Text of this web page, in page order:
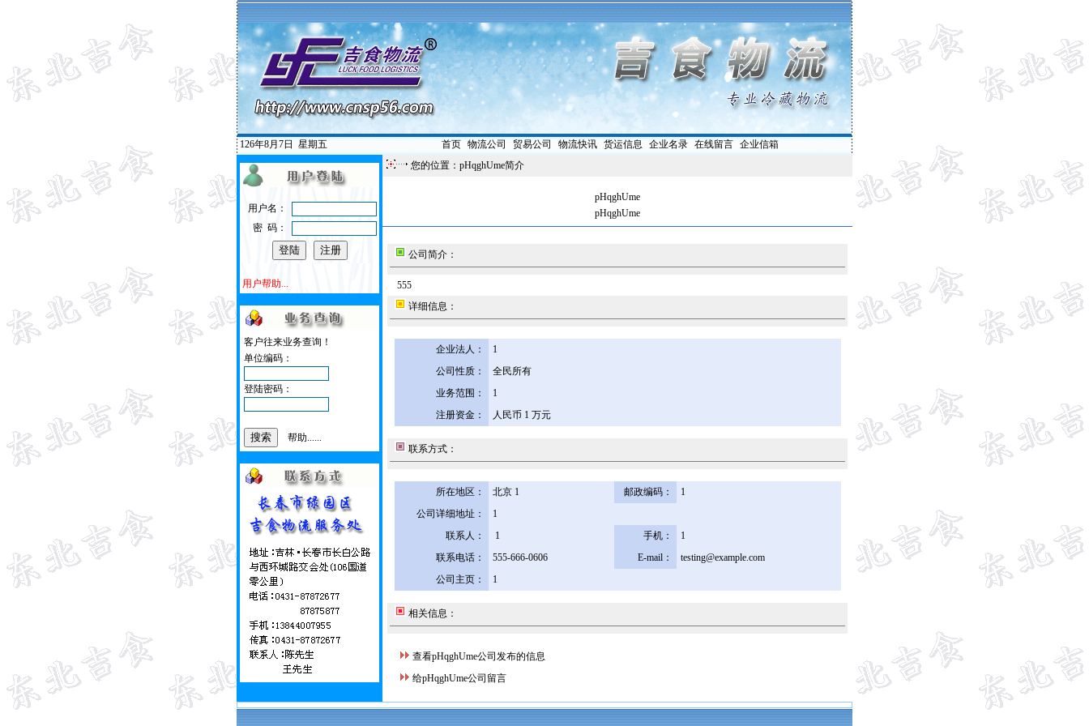
126年8月7日 星期五 首页| 物流公司 贸易公司 物流快讯| 货运信息 企业名录| 在线留言| 企业信箱
用户名：
密 码：
用户帮助...
客户往来业务查询！
单位编码：
登陆密码：
帮助......
您的位置：pHqghUme简介
pHqghUme
pHqghUme
公司简介：
555
详细信息：
企业法人：
1
公司性质：
全民所有
业务范围：
1
注册资金：
人民币 1 万元
联系方式：
所在地区： 北京 1 邮政编码：
1
公司详细地址：
1
联系人：
1 手机：
1
联系电话：
555-666-0606 E-mail：
testing@example.com
公司主页：
1
相关信息：
查看pHqghUme公司发布的信息
给pHqghUme公司留言